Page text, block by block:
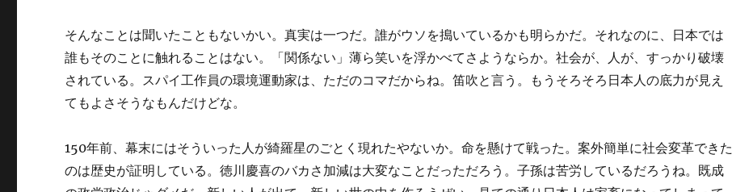
そんなことは聞いたこともないかい。真実は一つだ。誰がウソを搗いているかも明らかだ。それなのに、日本では
誰もそのことに触れることはない。「関係ない」薄ら笑いを浮かべてさようならか。社会が、人が、すっかり破壊
されている。スパイ工作員の環境運動家は、ただのコマだからね。笛吹と言う。もうそろそろ日本人の底力が見え
てもよさそうなもんだけどな。
150年前、幕末にはそういった人が綺羅星のごとく現れたやないか。命を懸けて戦った。案外簡単に社会変革できた
のは歴史が証明している。徳川慶喜のバカさ加減は大変なことだっただろう。子孫は苦労しているだろうね。既成